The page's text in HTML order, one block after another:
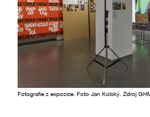
Fotografie z expozice. Foto Jan Kolský. Zdroj